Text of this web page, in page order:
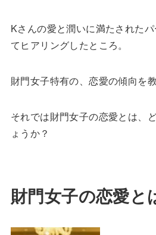
Kさんの愛と潤いに満たされた
てヒアリングしたところ。
財門女子特有の、恋愛の傾向を
それでは財門女子の恋愛とは、
ょうか？
財門女子の恋愛と